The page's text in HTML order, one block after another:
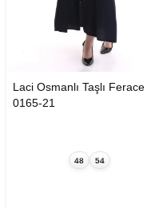
Laci Osmanlı Taşlı Ferace
0165-21
48 54